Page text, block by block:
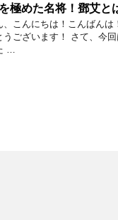
極めた名将！鄧艾と
、こんにちは！こんばん
うございます！ さて、今
…